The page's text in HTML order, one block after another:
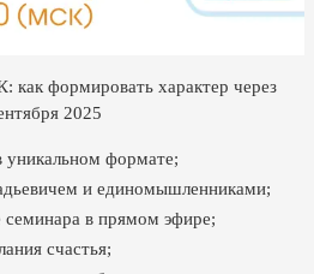
формировать характер через
2025
уникальном формате;
и единомышленниками;
в прямом эфире;
счастья;